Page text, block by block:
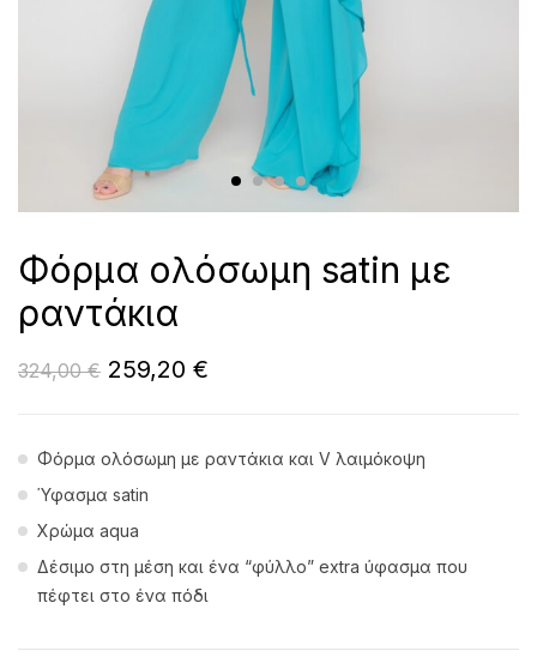
Φόρμα ολόσωμη satin με
ραντάκια
324,00€ 259,20 €
Φόρμα ολόσωμη με ραντάκια και V λαιμόκοψη
Ύφασμα satin
Χρώμα aqua
Δέσιμο στη μέση και ένα “φύλλο” extra ύφασμα που
πέφτει στο ένα πόδι